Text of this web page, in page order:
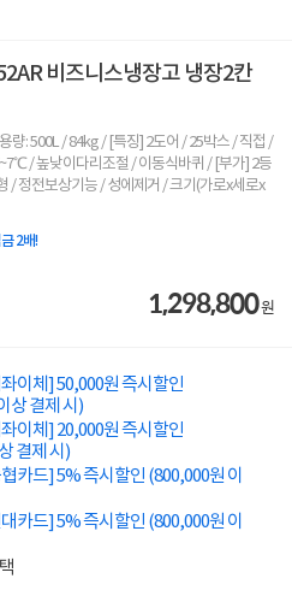
비즈니스냉장고 냉장2칸
량: 500L / 84kg / [특징] 2도어 / 25박스 / 직접 /
/ 높낮이다리조절 / 이동식바퀴 / [부가] 2등
/ 정전보상기능 / 성에제거 / 크기(가로x세로x
2배!
1,298,800원
이체] 50,000원 즉시할인
상 결제 시)
이체] 20,000원 즉시할인
결제 시)
카드] 5% 즉시할인 (800,000원 이
카드] 5% 즉시할인 (800,000원 이